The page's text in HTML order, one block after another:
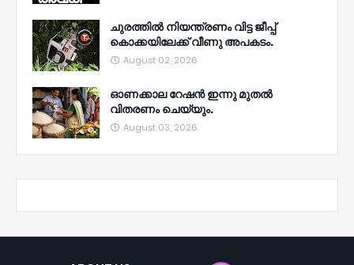
ചുരത്തിൽ നിയന്ത്രണം വിട്ട ജീപ്പ്
കൊക്കയിലേക്ക് വീണു അപകടം.
August 02, 2026
ഓണക്കാല റേഷൻ ഇന്നു മുതല്‍
വിതരണം ചെയ്യും.
August 03, 2026